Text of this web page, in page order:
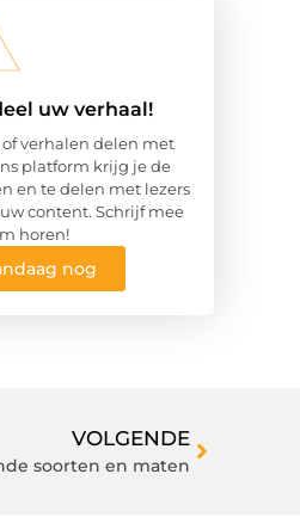
uw verhaal!
verhalen delen met
platform krijg je de
en te delen met lezers
content. Schrijf mee
horen!
nog
VOLGENDE
soorten en maten